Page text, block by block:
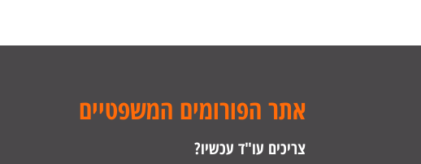
אתר הפורומים המשפטיים
צריכים עו"ד עכשיו?